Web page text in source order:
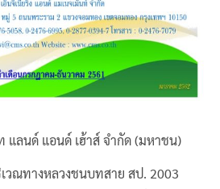
แลนด์ แอนด์ เฮ้าส์ จำกัด (มหาชน)
วณทางหลวงชนบทสาย สป. 2003